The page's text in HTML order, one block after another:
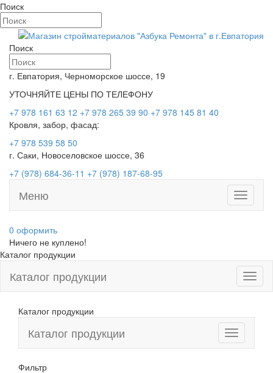
Поиск
Поиск
г. Евпатория, Черноморское шоссе, 19
УТОЧНЯЙТЕ ЦЕНЫ ПО ТЕЛЕФОНУ
+7 978 161 63 12 +7 978 265 39 90 +7 978 145 81 40
Кровля, забор, фасад:
+7 978 539 58 50
г. Саки, Новоселовское шоссе, 36
+7 (978) 684-36-11 +7 (978) 187-68-95
Toggle
Меню
0 оформить
Ничего не куплено!
Каталог продукции
Каталог продукции
Каталог продукции
Каталог продукции
Фильтр